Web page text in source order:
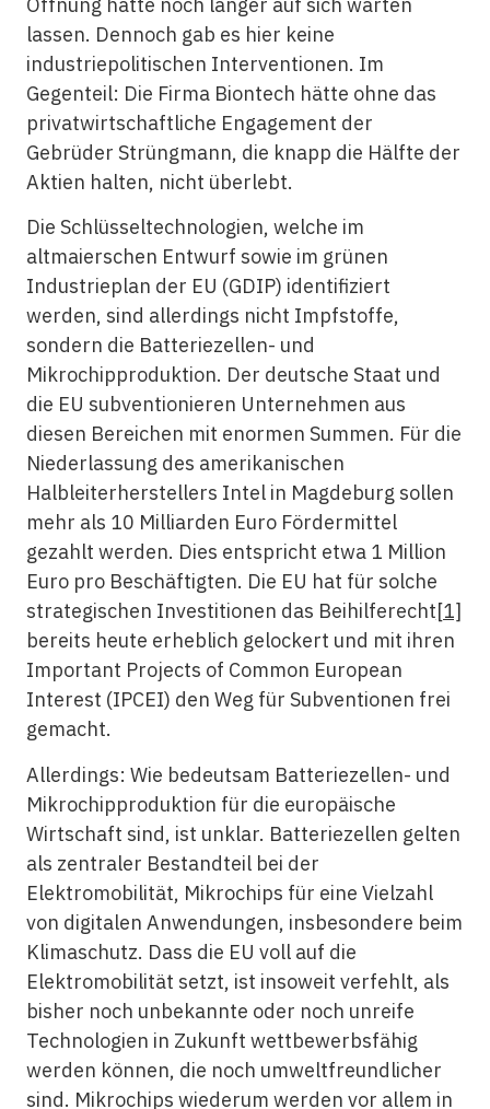
lassen. Dennoch gab es hier keine
industriepolitischen Interventionen. Im
Gegenteil: Die Firma Biontech hätte ohne das
privatwirtschaftliche Engagement der
Gebrüder Strüngmann, die knapp die Hälfte der
Aktien halten, nicht überlebt.
Die Schlüsseltechnologien, welche im
altmaierschen Entwurf sowie im grünen
Industrieplan der EU (GDIP) identifiziert
werden, sind allerdings nicht Impfstoffe,
sondern die Batteriezellen- und
Mikrochipproduktion. Der deutsche Staat und
die EU subventionieren Unternehmen aus
diesen Bereichen mit enormen Summen. Für die
Niederlassung des amerikanischen
Halbleiterherstellers Intel in Magdeburg sollen
mehr als 10 Milliarden Euro Fördermittel
gezahlt werden. Dies entspricht etwa 1 Million
Euro pro Beschäftigten. Die EU hat für solche
strategischen Investitionen das Beihilferecht[1]
bereits heute erheblich gelockert und mit ihren
Important Projects of Common European
Interest (IPCEI) den Weg für Subventionen frei
gemacht.
Allerdings: Wie bedeutsam Batteriezellen- und
Mikrochipproduktion für die europäische
Wirtschaft sind, ist unklar. Batteriezellen gelten
als zentraler Bestandteil bei der
Elektromobilität, Mikrochips für eine Vielzahl
von digitalen Anwendungen, insbesondere beim
Klimaschutz. Dass die EU voll auf die
Elektromobilität setzt, ist insoweit verfehlt, als
bisher noch unbekannte oder noch unreife
Technologien in Zukunft wettbewerbsfähig
werden können, die noch umweltfreundlicher
sind. Mikrochips wiederum werden vor allem in